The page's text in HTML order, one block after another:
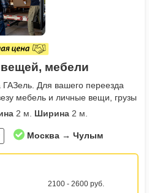
мебели
Для вашего переезда
мебель и личные вещи, грузы
2 м. Ширина 2 м.
Москва → Чулым
2100 - 2600 руб.